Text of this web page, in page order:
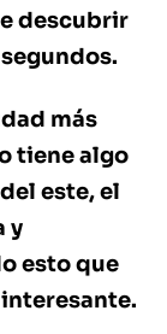
descubrir
más
tiene algo
este, el
y
esto que